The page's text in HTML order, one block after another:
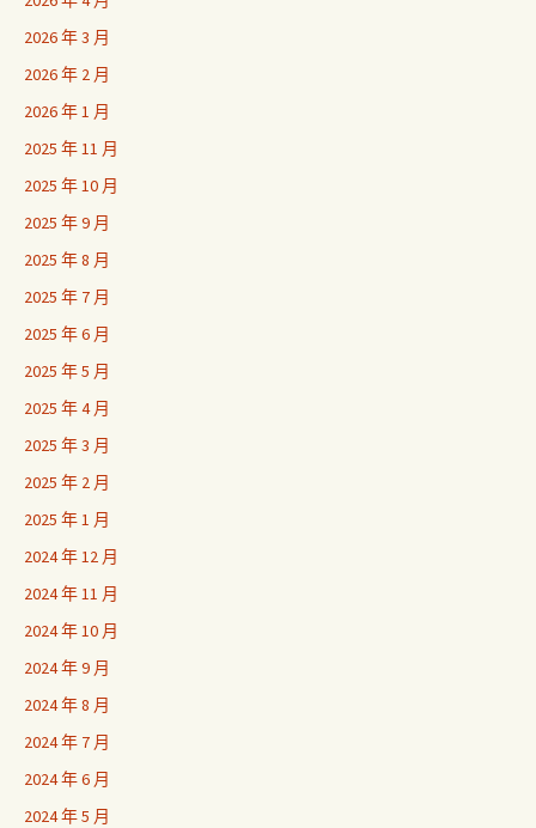
2026 年 3 月
2026 年 2 月
2026 年 1 月
2025 年 11 月
2025 年 10 月
2025 年 9 月
2025 年 8 月
2025 年 7 月
2025 年 6 月
2025 年 5 月
2025 年 4 月
2025 年 3 月
2025 年 2 月
2025 年 1 月
2024 年 12 月
2024 年 11 月
2024 年 10 月
2024 年 9 月
2024 年 8 月
2024 年 7 月
2024 年 6 月
2024 年 5 月